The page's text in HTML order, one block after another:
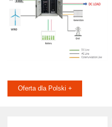
Oferta dla Polski +